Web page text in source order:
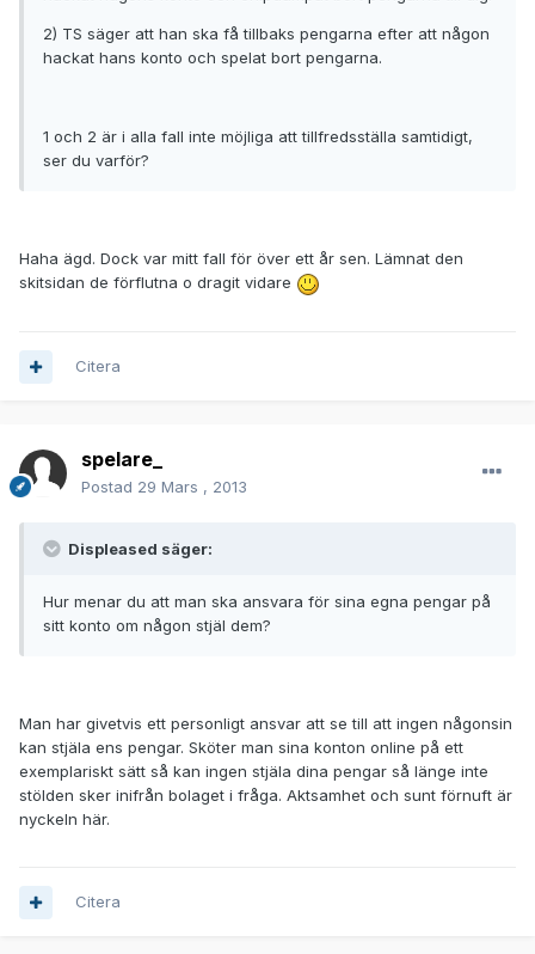
2) TS säger att han ska få tillbaks pengarna efter att någon
hackat hans konto och spelat bort pengarna.
1 och 2 är i alla fall inte möjliga att tillfredsställa samtidigt,
ser du varför?
Haha ägd. Dock var mitt fall för över ett år sen. Lämnat den
skitsidan de förflutna o dragit vidare
Citera
spelare_
Postad 29 Mars , 2013
Displeased säger:
Hur menar du att man ska ansvara för sina egna pengar på
sitt konto om någon stjäl dem?
Man har givetvis ett personligt ansvar att se till att ingen någonsin
kan stjäla ens pengar. Sköter man sina konton online på ett
exemplariskt sätt så kan ingen stjäla dina pengar så länge inte
stölden sker inifrån bolaget i fråga. Aktsamhet och sunt förnuft är
nyckeln här.
Citera